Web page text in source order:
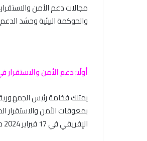
مجالات دعم الأمن
والحوكمة البيئية وحشد الدعم
أولًا: دعم الأمن والاستقرار
يمتلك فخامة رئيس
بمعوقات الأمن والاستقرار
الإفريقي في 17 فبراير 2024 حين قال في خطابه بالمناسبة: